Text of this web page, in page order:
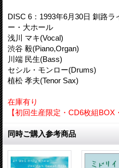
DISC 6：1993年6月30日 釧路
ー・大ホール
浅川 マキ(Vocal)
渋谷 毅(Piano,Organ)
川端 民生(Bass)
セシル・モンロー(Drums)
植松 孝夫(Tenor Sax)
在庫有り
【初回生産限定・CD6枚組BOX
同時ご購入参考商品